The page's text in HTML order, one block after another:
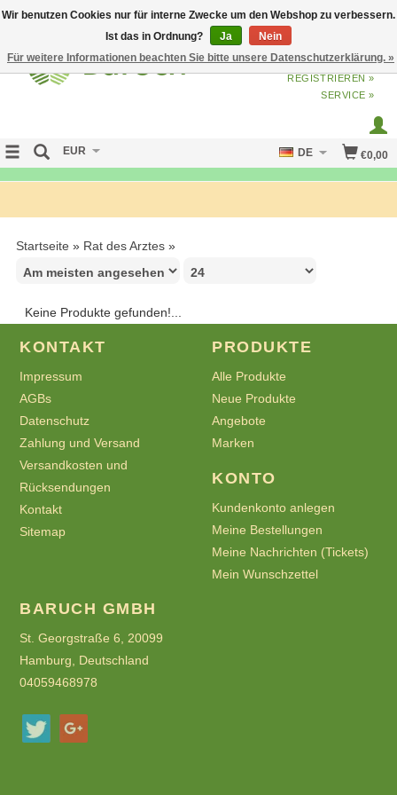
ANMELDENODERJETZT
REGISTRIEREN »
SERVICE »
€0,00
EUR DE
Startseite » Rat des Arztes »
Keine Produkte gefunden!...
KONTAKT
Impressum
AGBs
Datenschutz
Zahlung und Versand
Versandkosten und
Rücksendungen
Kontakt
Sitemap
PRODUKTE
Alle Produkte
Neue Produkte
Angebote
Marken
KONTO
Kundenkonto anlegen
Meine Bestellungen
Meine Nachrichten (Tickets)
Mein Wunschzettel
BARUCH GMBH
St. Georgstraße 6, 20099
Hamburg, Deutschland
04059468978
Wir benutzen Cookies nur für interne Zwecke um den Webshop zu verbessern.
Ist das in Ordnung?
Ja
Nein
Für weitere Informationen beachten Sie bitte unsere Datenschutzerklärung. »